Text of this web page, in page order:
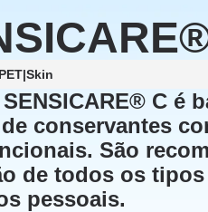
PET|Skin
C é
conservantes
São
de todos os
pessoais.